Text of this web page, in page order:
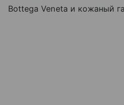
Bottega Veneta и кожаный